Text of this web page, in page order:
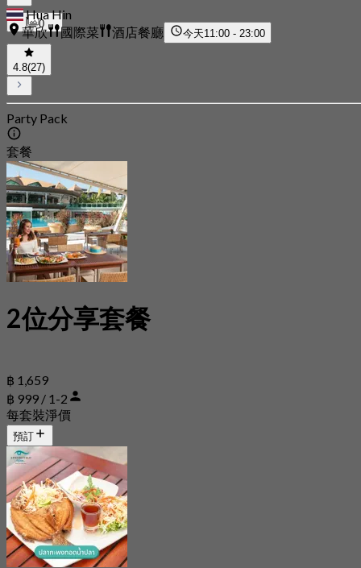
0
Hua Hin
華欣
國際菜 酒店餐廳 今天11:00 - 23:00
4.8(27)
Party Pack
套餐
2位分享套餐
฿ 1,659
฿ 999 / 1-2
每套裝淨價
預訂